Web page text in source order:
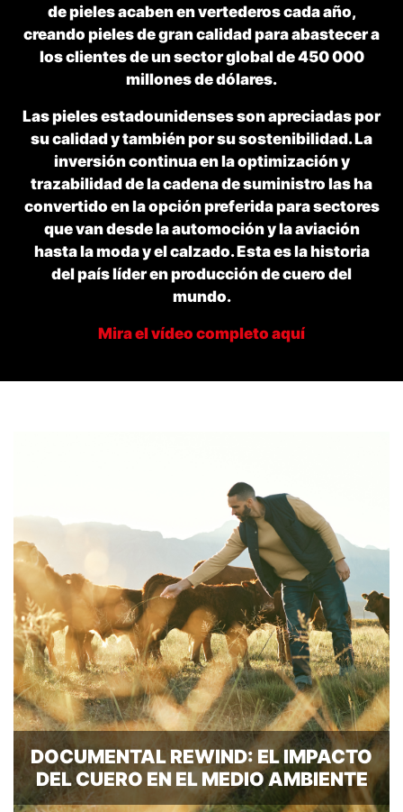
de pieles acaben en vertederos cada año,
creando pieles de gran calidad para abastecer a
los clientes de un sector global de 450 000
millones de dólares.
Las pieles estadounidenses son apreciadas por
su calidad y también por su sostenibilidad. La
inversión continua en la optimización y
trazabilidad de la cadena de suministro las ha
convertido en la opción preferida para sectores
que van desde la automoción y la aviación
hasta la moda y el calzado. Esta es la historia
del país líder en producción de cuero del
mundo.
Mira el vídeo completo aquí
DOCUMENTAL REWIND: EL IMPACTO
DEL CUERO EN EL MEDIO AMBIENTE